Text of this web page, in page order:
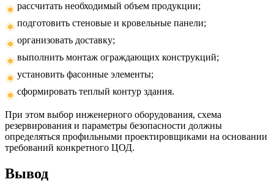
рассчитать необходимый объем продукции;
подготовить стеновые и кровельные панели;
организовать доставку;
выполнить монтаж ограждающих конструкций;
установить фасонные элементы;
сформировать теплый контур здания.
При этом выбор инженерного оборудования, схема
резервирования и параметры безопасности должны
определяться профильными проектировщиками на основании
требований конкретного ЦОД.
Вывод